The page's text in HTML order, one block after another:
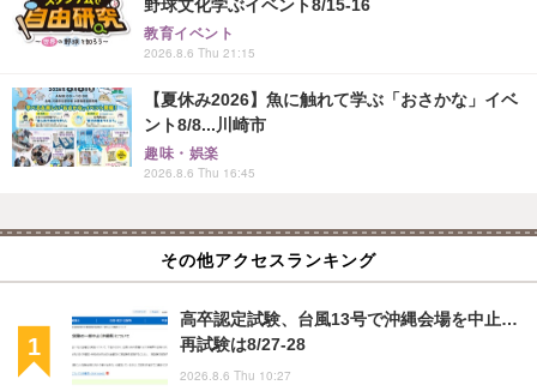
野球文化学ぶイベント8/15-16
教育イベント
2026.8.6 Thu 21:15
【夏休み2026】魚に触れて学ぶ「おさかな」イベ
ント8/8...川崎市
趣味・娯楽
2026.8.6 Thu 16:45
その他アクセスランキング
高卒認定試験、台風13号で沖縄会場を中止…
再試験は8/27-28
2026.8.6 Thu 10:27